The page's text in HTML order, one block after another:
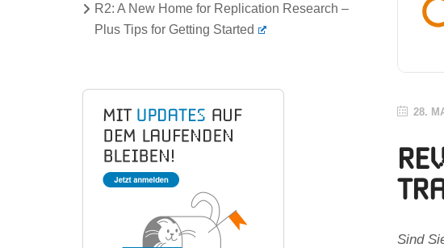
R2: A New Home for Replication Research –
Plus Tips for Getting Started
28.
Sind